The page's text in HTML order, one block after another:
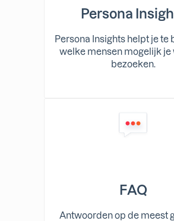
Persona
Persona Insights helpt je te
welke mensen mogelijk je
bezoeken.
FAQ
Antwoorden op de meest